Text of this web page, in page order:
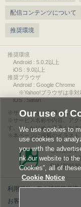
配信コンテンツについて
推奨環境
推奨環境
Android : 5.0.2以上
iOS : 9.0以上
推奨ブラウザ
Android : Google Chrome
※Yahoo!ブラウザは非対
iOS : Safari
サービスをご利用される
サービス名称や内容、ア
す。あらかじめご了承くださ
本ページに掲載のイラス
このエルマ
ンツを示す
利用規約|個人情報等保護
お客様情報の外部送信に
Our use of
We use cookies to
use cookies to
you with the
nk our website to
Cookies”, all of
Cookie Notice